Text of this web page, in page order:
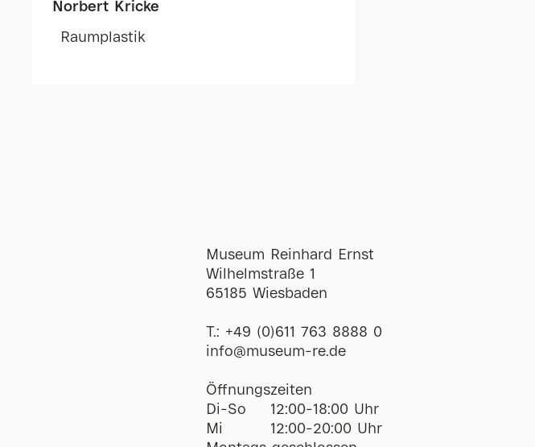
Norbert Kricke
Raumplastik
Museum Reinhard Ernst
Wilhelmstraße 1
65185 Wiesbaden
T.: +49 (0)611 763 8888 0
ofni@museum-re de
Öffnungszeiten
Di-So
12:00-18:00 Uhr
Mi
12:00-20:00 Uhr